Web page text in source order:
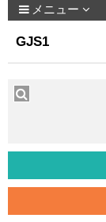
メニュー
GJS1